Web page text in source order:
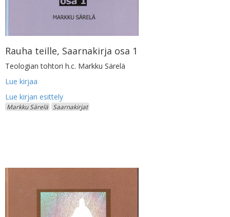
Rauha teille, Saarnakirja osa 1
Teologian tohtori h.c. Markku Särelä
Lue kirjaa
Markku Särelä Saarnakirjat